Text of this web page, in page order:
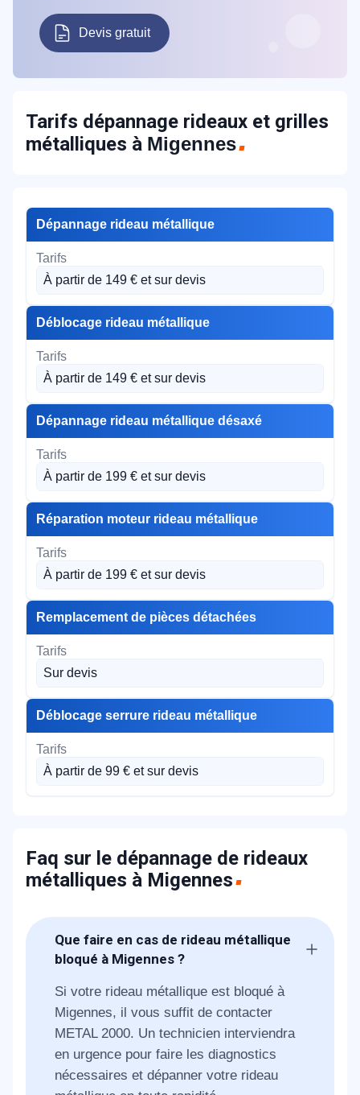
Devis gratuit
Tarifs dépannage rideaux et grilles
métalliques à Migennes
Dépannage rideau métallique
À partir de 149 € et sur devis
Déblocage rideau métallique
À partir de 149 € et sur devis
Dépannage rideau métallique désaxé
À partir de 199 € et sur devis
Réparation moteur rideau métallique
À partir de 199 € et sur devis
Remplacement de pièces détachées
Sur devis
Déblocage serrure rideau métallique
À partir de 99 € et sur devis
Faq sur le dépannage de rideaux
métalliques à Migennes
Que faire en cas de rideau métallique
bloqué à Migennes ?
Si votre rideau métallique est bloqué à
Migennes, il vous suffit de contacter
METAL 2000. Un technicien interviendra
en urgence pour faire les diagnostics
nécessaires et dépanner votre rideau